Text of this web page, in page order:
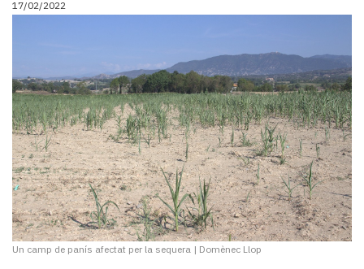
i
Mai
tant!
TV
i
mitjans
El
temps
Reportatges
Entrevistes
Enquestes
17/02/2022
Un camp de panís afectat per la sequera | Domènec Llop